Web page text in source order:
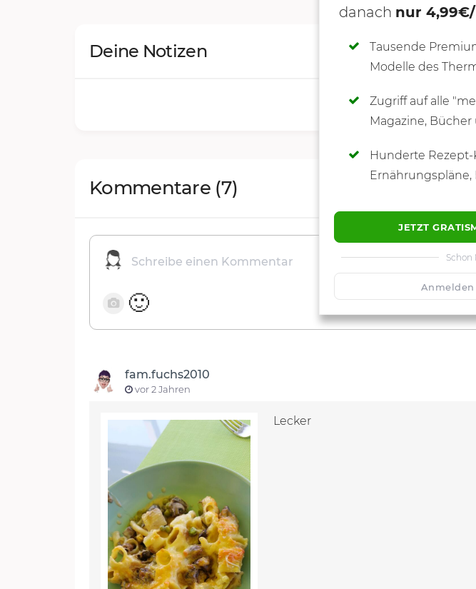
Deine Notizen
danach nur
Tausende
Modelle des
Zugriff auf alle
Magazine,
Hunderte
Ernährungspläne,
JETZT
Schon
Kommentare (7)
🙂
fam.fuchs2010
vor 2 Jahren
Lecker